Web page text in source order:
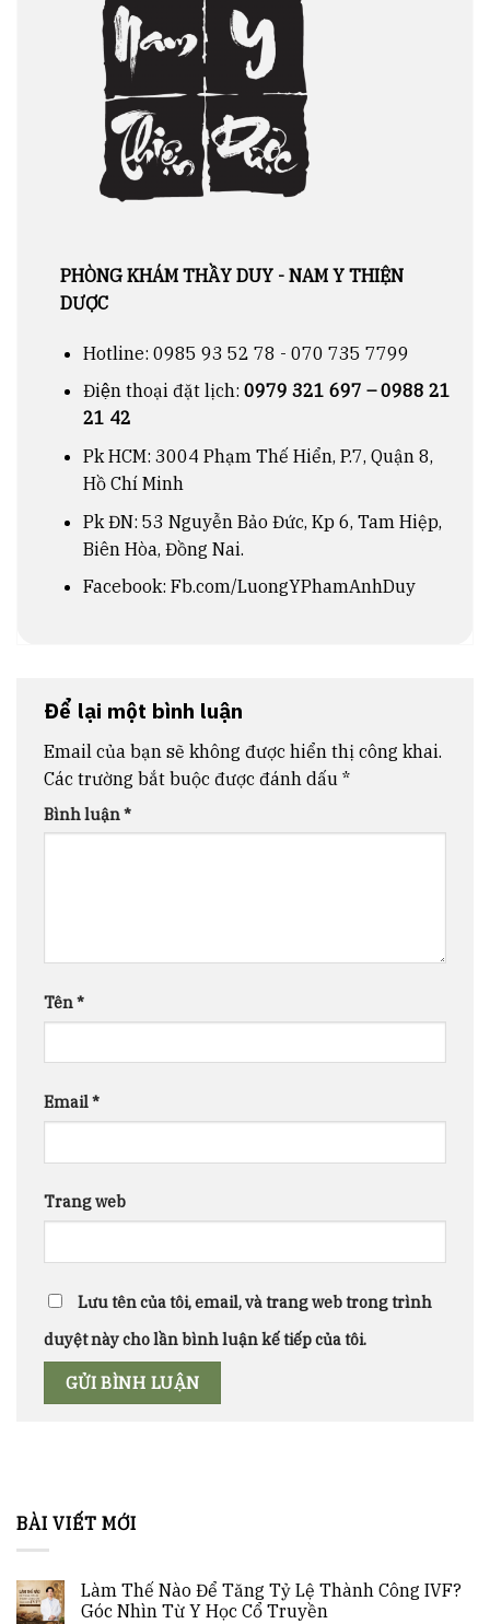
PHÒNG KHÁM THẦY DUY - NAM Y THIỆN
DƯỢC
Hotline: 0985 93 52 78 - 070 735 7799
Điện thoại đặt lịch: 0979 321 697 – 0988 21
21 42
Pk HCM: 3004 Phạm Thế Hiển, P.7, Quận 8,
Hồ Chí Minh
Pk ĐN: 53 Nguyễn Bảo Đức, Kp 6, Tam Hiệp,
Biên Hòa, Đồng Nai.
Facebook: Fb.com/LuongYPhamAnhDuy
Để lại một bình luận
Email của bạn sẽ không được hiển thị công khai.
Các trường bắt buộc được đánh dấu *
Bình luận*
Tên*
Email*
Trang web
Lưu tên của tôi, email, và trang web trong trình
duyệt này cho lần bình luận kế tiếp của tôi.
BÀI VIẾT MỚI
Làm Thế Nào Để Tăng Tỷ Lệ Thành Công IVF?
Góc Nhìn Từ Y Học Cổ Truyền